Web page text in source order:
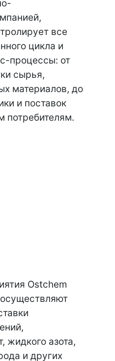
все
цикла и
процессы: от
сырья,
материалов, до
и поставок
потребителям.
Ostchem
жидкого азота,
и других